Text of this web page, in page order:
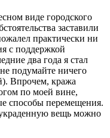
виде городского
заставили
практически ни
с поддержкой
два года я стал
подумайте ничего
Впрочем, кража
по моей вине,
способы перемещения.
украденную вещь можно